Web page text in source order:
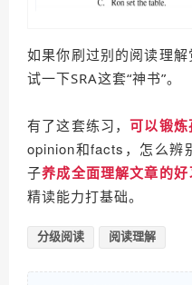
如果你刷过别的阅读理
试一下SRA这套“神书”。
有了这套练习，可以锻
opinion和facts，怎么辨
子养成全面理解文章的好
精读能力打基础。
分级阅读 阅读理解